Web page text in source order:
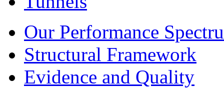
Our Performance
Structural Framework
Evidence and Quality